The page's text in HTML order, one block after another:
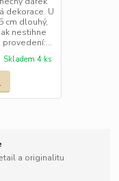
dekorace. U
cm dlouhý,
nestihne
provedení:...
Skladem 4 ks
a originalitu